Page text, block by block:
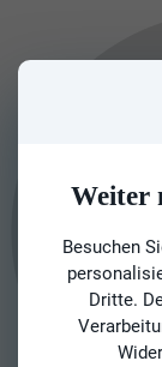
Weiter
Besuchen
Dritte.